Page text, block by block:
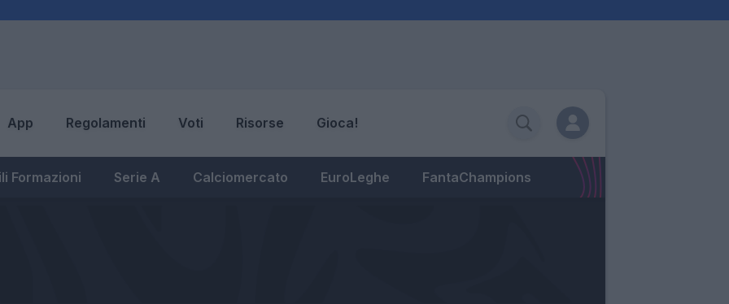
App Regolamenti Voti Risorse Gioca!
Formazioni Serie A Calciomercato EuroLeghe FantaChampions